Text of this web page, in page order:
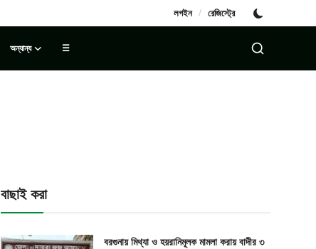
লগইন / রেজিস্ট্রে
অন্যান্য ☰
বাছাই করা
বরগুনায় মিথ্যা ও হয়রানিমূলক মামলা করায় বাদীর ৩